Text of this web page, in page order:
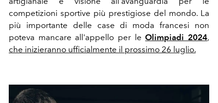
competizioni sportive più prestigiose del mondo. La
più importante delle case di moda francesi non
poteva mancare all'appello per le Olimpiadi 2024,
che inizieranno ufficialmente il prossimo 26 luglio.